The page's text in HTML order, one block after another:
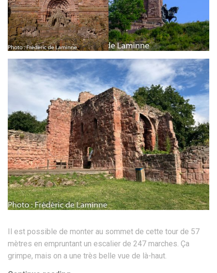
Il est possible de monter au sommet de cette tour de 57
mètres en empruntant un escalier de 247 marches. Ça
grimpe, mais on a une très belle vue de là-haut.